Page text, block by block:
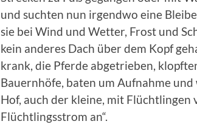
und suchten nun irgendwo eine
sie bei Wind und Wetter, Frost und
kein anderes Dach über dem Kopf
krank, die Pferde abgetrieben,
Bauernhöfe, baten um Aufnahme
Hof, auch der kleine, mit Flüchtlingen
Flüchtlingsstrom an“.